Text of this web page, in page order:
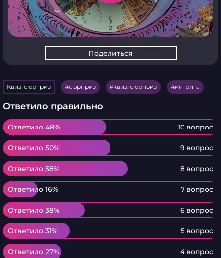
Поделиться
Квиз-сюрприз сюрприз квиз-сюрприз интрига
Ответило правильно
Ответило 48% 10 вопрос
Ответило 48%
Ответило 50% 9 вопрос
Ответило 50%
Ответило 58% 8 вопрос
Ответило 58%
Ответило 16% 7 вопрос
Ответило 16%
Ответило 38% 6 вопрос
Ответило 38%
Ответило 31% 5 вопрос
Ответило 31%
Ответило 27% 4 вопрос
Ответило 27%